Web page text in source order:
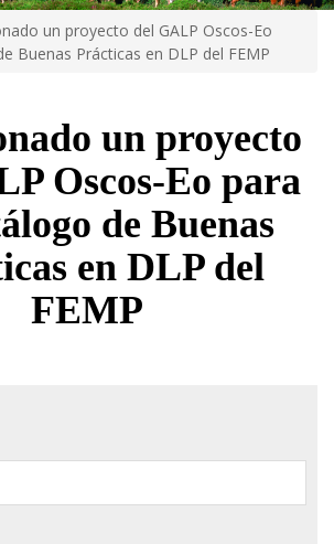
un proyecto del GALP Oscos-Eo
Buenas Prácticas en DLP del FEMP
un proyecto
Oscos-Eo para
de Buenas
en DLP del
FEMP